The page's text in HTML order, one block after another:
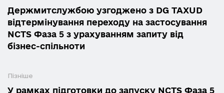
Держмитслужбою узгоджено з DG TAXUD
відтермінування переходу на застосування
NCTS Фаза 5 з урахуванням запиту від
бізнес-спільноти
Пізніше
У рамках підготовки до запуску NCTS Фаза 5